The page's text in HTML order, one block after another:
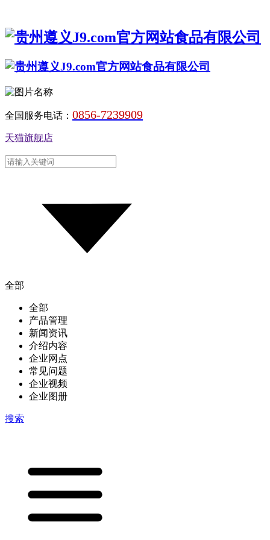
全国服务电话： 0856-7239909
天猫旗舰店
全部
全部
产品管理
新闻资讯
介绍内容
企业网点
常见问题
企业视频
企业图册
搜索